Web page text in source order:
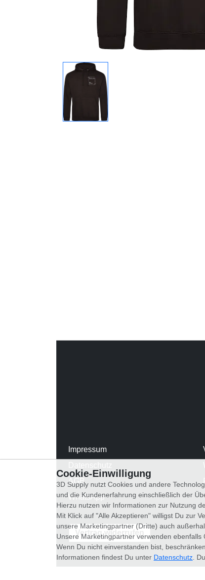
Impressum
AGB
WhatsApp
Vertrag widerrufen
Cookie-Einwilligung
3D Supply nutzt Cookies und andere
und die Kundenerfahrung einschließlich der
Hierzu nutzen wir Informationen zur Nutzung
Mit Klick auf "Alle Akzeptieren" willigst Du zur
unsere Marketingpartner (Dritte) auch
Unsere Marketingpartner verwenden
Wenn Du nicht einverstanden bist,
Informationen findest Du unter Datenschutz .